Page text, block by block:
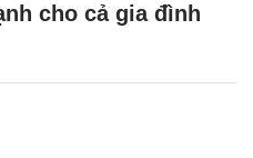
cho cả gia đình